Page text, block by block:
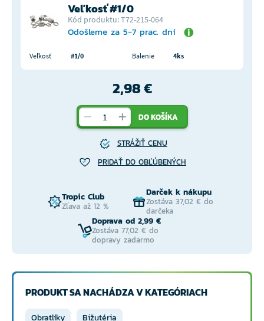
Veľkosť #1/0
Kód produktu: T72-215-064
Odošleme za 5-7 prac. dní
Veľkosť #1/0 Balenie 4ks
2,98 €
DO KOŠÍKA
STRÁŽIŤ CENU
PRIDAŤ DO OBĽÚBENÝCH
Tropic Club
Zľava až 12 %
Darček k nákupu
Zostáva 37,02 € do
darčeka
Doprava od 2,99 €
Zostáva 77,02 € do
dopravy zadarmo
PRODUKT SA NACHÁDZA V KATEGÓRIACH
Obratlíky
Bižutéria